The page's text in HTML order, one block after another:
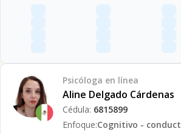
Psicóloga en línea
Aline Delgado Cárdenas
Cédula: 6815899
Enfoque:Cognitivo -